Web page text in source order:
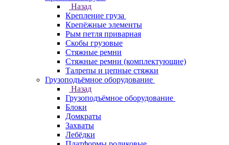
Назад
Крепление груза
Крепёжные элементы
Рым петля приварная
Скобы грузовые
Стяжные ремни
Стяжные ремни (комплектующие)
Талрепы и цепные стяжки
Грузоподъёмное оборудование
Назад
Грузоподъёмное оборудование
Блоки
Домкраты
Захваты
Лебёдки